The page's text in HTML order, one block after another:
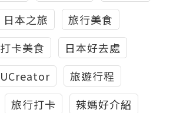
日本之旅
旅行美食
打卡美食
日本好去處
UCreator
旅遊行程
旅行打卡
辣媽好介紹